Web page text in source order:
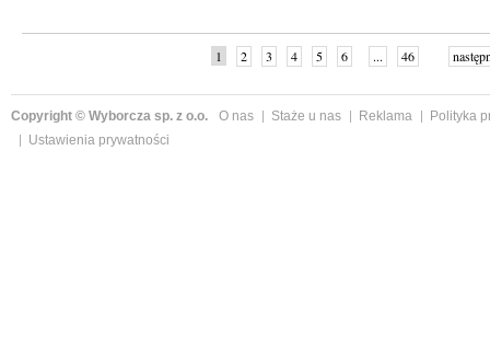
1 2 3 4 5 6 ... 46
Copyright © Wyborcza sp. z o.o. O nas Staże u nas Reklama
Polityka
Ustawienia prywatności